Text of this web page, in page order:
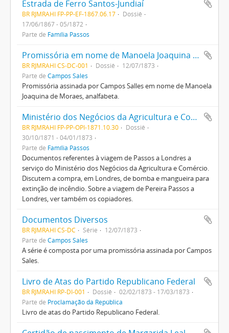
Estrada de Ferro Santos-Jundiaí
BR RJMRAHI FP-PP-EF-1867.06.17
Dossiê
17/06/1867 - 05/1872
Parte de Família Passos
Promissória em nome de Manoela Joaquina de Moraes
BR RJMRAHI CS-DC-001 Dossiê
12/07/1873
Parte de Campos Sales
Promissória assinada por Campos Salles em nome de Manoela
Joaquina de Moraes, analfabeta.
Ministério dos Negócios da Agricultura e Comércio
BR RJMRAHI FP-PP-OPI-1871.10.30
Dossiê
30/10/1871 - 04/01/1873
Parte de Família Passos
Documentos referentes à viagem de Passos a Londres a
serviço do Ministério dos Negócios da Agricultura e Comércio.
Discutem a compra, em Londres, de bomba e mangueira para
extinção de incêndio. Sobre a viagem de Pereira Passos a
Londres, ver também os copiadores.
Documentos Diversos
BR RJMRAHI CS-DC Série
12/07/1873
Parte de Campos Sales
A série é composta por uma promissória assinada por Campos
Sales.
Livro de Atas do Partido Republicano Federal
BR RJMRAHI RP-DI-001 Dossiê
02/02/1873 - 17/03/1873
Parte de Proclamação da República
Livro de atas do Partido Republicano Federal.